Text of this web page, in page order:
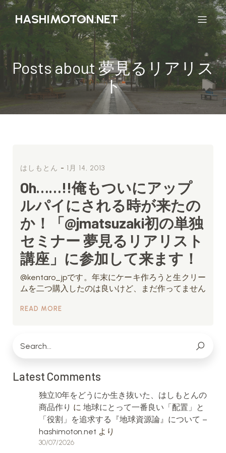
HASHIMOTON.NET
Posts about 夢見るリアリス
ト
はしもとん - 1月 14, 2013
Oh……!!俺もついにアップ
ルパイにされる時が来たの
か！「@jmatsuzaki初の単独
セミナー 夢見るリアリスト
講座」に参加して来ます！
@kentaro_jpです。年末にケーキ作ろうと生クリー
ムを二つ購入したのは良いけど、まだ作ってません
READ MORE
Latest Comments
独立10年をどうにか生き抜いた、はしもとんの
商品作り に 地球にとって一番良い「配置」と
「役割」を追求する『地球資源論』について –
hashimoton.net より
30/07/2026